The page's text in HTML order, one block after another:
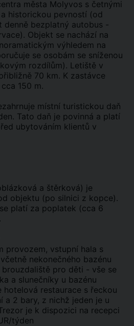
města Molyvos s četnými
historickou pevností (od
denně bezplatný autobus -
Objekt se nachází na
výhledem na
se osobám se sníženou
rozdílům). Letiště v
70 km. K zastávce
150 m.
místní turistickou daň
Tato daň je povinná a platí
ubytováním klientů v
a štěrková) je
objektu (po silnici z kopce).
platí za poplatek (cca 6
provozem, vstupní hala s
nekonečného bazénu
pro děti - vše se
a slunečníky u bazénu
hotelová restaurace s řeckou
a 2 bary, z nichž jeden je u
je k dispozici na recepci
týden